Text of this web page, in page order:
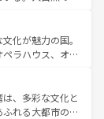
融合した独特の
異なる魅力を楽
じることができ
。
といえばオアフ
やカウアイ島が
はじめ、豊かな
くれるハワイの
ンミュージッ
ワイの魅力を彩
化が魅力の国。
ラハウス、オー
（エアーズロッ
ズの熱帯雨林な
ワイン、オージ
、多彩な文化と
れる大都市の台